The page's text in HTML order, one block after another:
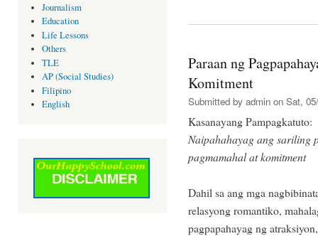
Journalism
Education
Life Lessons
Others
TLE
AP (Social Studies)
Filipino
English
Paraan ng
Komitment
Submitted by admin on Sat,
Kasanayang Pampagkatuto:
Naipahahayag ang sariling
pagmamahal at komitment
Dahil sa ang mga
relasyong romantiko,
pagpapahayag ng